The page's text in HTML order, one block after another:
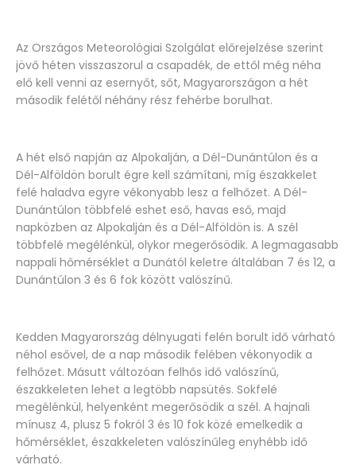
Az Országos Meteorológiai Szolgálat előrejelzése szerint
jövő héten visszaszorul a csapadék, de ettől még néha
elő kell venni az esernyőt, sőt, Magyarországon a hét
második felétől néhány rész fehérbe borulhat.
A hét első napján az Alpokalján, a Dél-Dunántúlon és a
Dél-Alföldön borult égre kell számítani, míg északkelet
felé haladva egyre vékonyabb lesz a felhőzet. A Dél-
Dunántúlon többfelé eshet eső, havas eső, majd
napközben az Alpokalján és a Dél-Alföldön is. A szél
többfelé megélénkül, olykor megerősödik. A legmagasabb
nappali hőmérséklet a Dunától keletre általában 7 és 12, a
Dunántúlon 3 és 6 fok között valószínű.
Kedden Magyarország délnyugati felén borult idő várható
néhol esővel, de a nap második felében vékonyodik a
felhőzet. Másutt változóan felhős idő valószínű,
északkeleten lehet a legtöbb napsütés. Sokfelé
megélénkül, helyenként megerősödik a szél. A hajnali
mínusz 4, plusz 5 fokról 3 és 10 fok közé emelkedik a
hőmérséklet, északkeleten valószínűleg enyhébb idő
várható.